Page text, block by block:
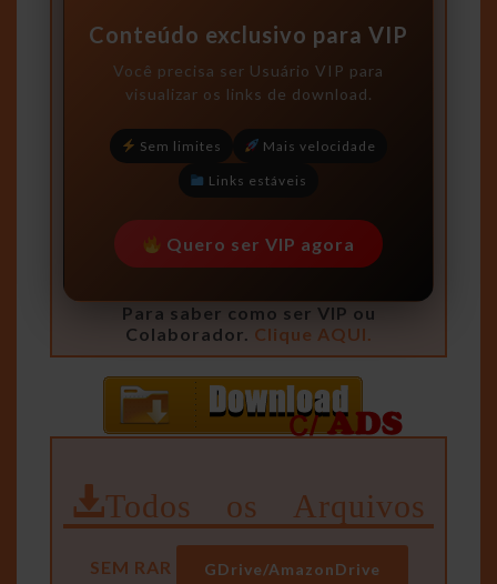
Conteúdo exclusivo para VIP
Você precisa ser Usuário VIP para
visualizar os links de download.
Sem limites Mais velocidade
Links estáveis
Quero ser VIP agora
Para saber como ser VIP ou
Colaborador. Clique AQUI.
Todos os Arquivos
SEM RAR GDrive/AmazonDrive